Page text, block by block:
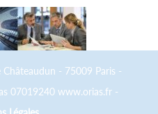
- 75009 Paris -
07019240 www.orias.fr -